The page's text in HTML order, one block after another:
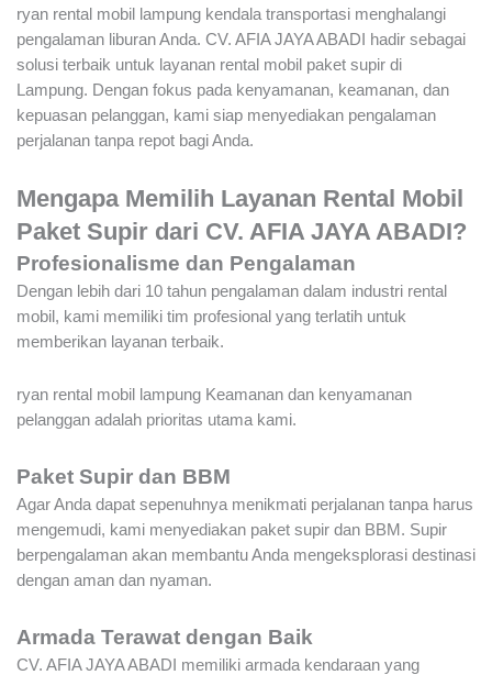
ryan rental mobil lampung kendala transportasi menghalangi
pengalaman liburan Anda. CV. AFIA JAYA ABADI hadir sebagai
solusi terbaik untuk layanan rental mobil paket supir di
Lampung. Dengan fokus pada kenyamanan, keamanan, dan
kepuasan pelanggan, kami siap menyediakan pengalaman
perjalanan tanpa repot bagi Anda.
Mengapa Memilih Layanan Rental Mobil
Paket Supir dari CV. AFIA JAYA ABADI?
Profesionalisme dan Pengalaman
Dengan lebih dari 10 tahun pengalaman dalam industri rental
mobil, kami memiliki tim profesional yang terlatih untuk
memberikan layanan terbaik.
ryan rental mobil lampung Keamanan dan kenyamanan
pelanggan adalah prioritas utama kami.
Paket Supir dan BBM
Agar Anda dapat sepenuhnya menikmati perjalanan tanpa harus
mengemudi, kami menyediakan paket supir dan BBM. Supir
berpengalaman akan membantu Anda mengeksplorasi destinasi
dengan aman dan nyaman.
Armada Terawat dengan Baik
CV. AFIA JAYA ABADI memiliki armada kendaraan yang